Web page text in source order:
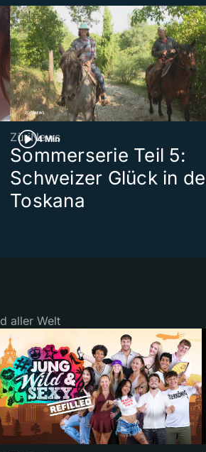
4 Min
ZüriNews
Sommerserie Teil 5:
Schweizer Glück in
Toskana
aller Welt